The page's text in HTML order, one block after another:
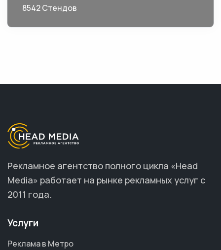
8542 Стендов
Рекламное агентство полного цикла «Head
Media» работает на рынке рекламных услуг с
2011 года.
Услуги
Реклама в Метро